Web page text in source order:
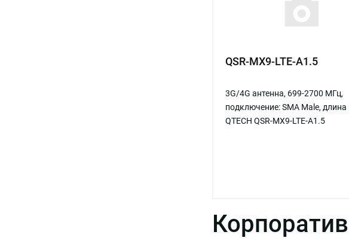
QSR-MX9-LTE-A1.5
3G/4G антенна, 699-2700 МГц,
подключение: SMA Male,
QTECH QSR-MX9-LTE-A1.5